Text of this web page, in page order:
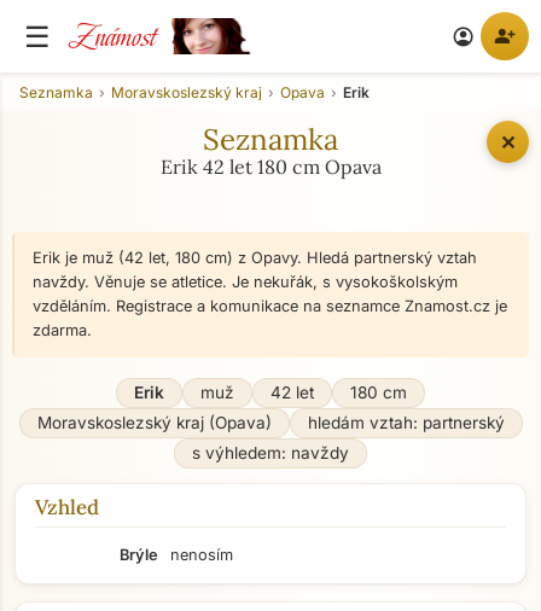
☰ Známost account_circle person_add
✕
Seznamka Moravskoslezský kraj Opava Erik
Seznamka
Erik 42 let 180 cm Opava
Erik je muž (42 let, 180 cm) z Opavy. Hledá partnerský vztah
navždy. Věnuje se atletice. Je nekuřák, s vysokoškolským
vzděláním. Registrace a komunikace na seznamce Znamost.cz je
zdarma.
Erik muž 42 let
180 cm
Moravskoslezský kraj (Opava)
hledám vztah: partnerský
s výhledem: navždy
Vzhled
Brýle nenosím